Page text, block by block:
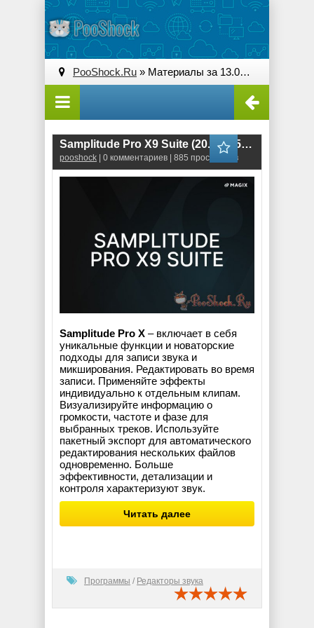
PooShock.Ru » Материалы за 13.07.2025
Samplitude Pro X9 Suite (20.0.0.25201)
pooshock | 0 комментариев | 885 просмотров
Samplitude Pro X – включает в себя
уникальные функции и новаторские
подходы для записи звука и
микширования. Редактировать во время
записи. Применяйте эффекты
индивидуально к отдельным клипам.
Визуализируйте информацию о
громкости, частоте и фазе для
выбранных треков. Используйте
пакетный экспорт для автоматического
редактирования нескольких файлов
одновременно. Больше
эффективности, детализации и
контроля характеризуют звук.
Читать далее
Программы / Редакторы звука